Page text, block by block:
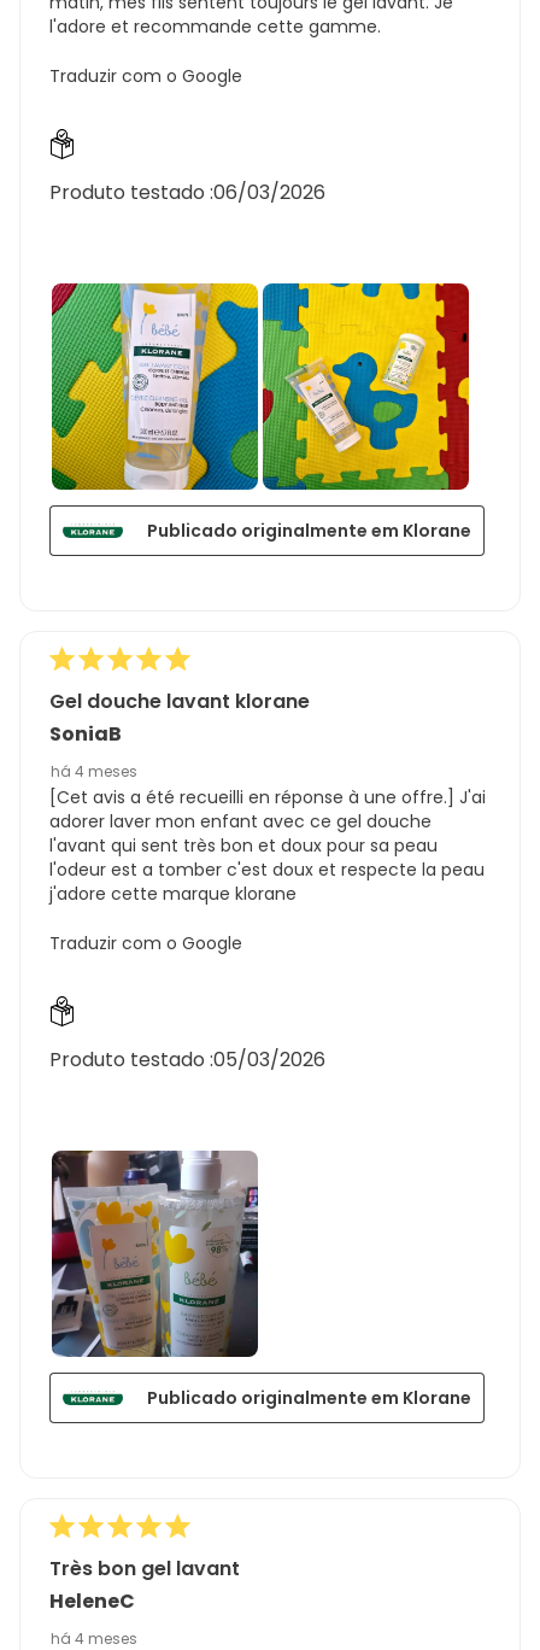
l'adore et recommande cette gamme.
Traduzir com o Google
Produto testado :06/03/2026
Publicado originalmente em Klorane
Gel douche lavant klorane
SoniaB
há 4 meses
[Cet avis a été recueilli en réponse à une offre.] J'ai
adorer laver mon enfant avec ce gel douche
l'avant qui sent très bon et doux pour sa peau
l'odeur est a tomber c'est doux et respecte la peau
j'adore cette marque klorane
Traduzir com o Google
Produto testado :05/03/2026
Publicado originalmente em Klorane
Très bon gel lavant
HeleneC
há 4 meses